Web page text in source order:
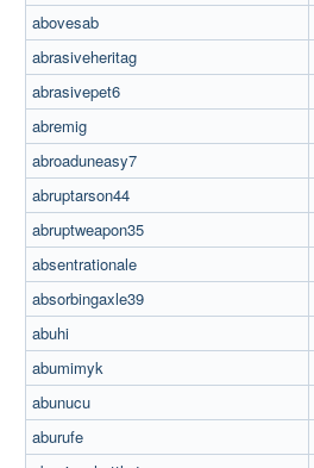
abovesab
abrasiveheritag
abrasivepet6
abremig
abroaduneasy7
abruptarson44
abruptweapon35
absentrationale
absorbingaxle39
abuhi
abumimyk
abunucu
aburufe